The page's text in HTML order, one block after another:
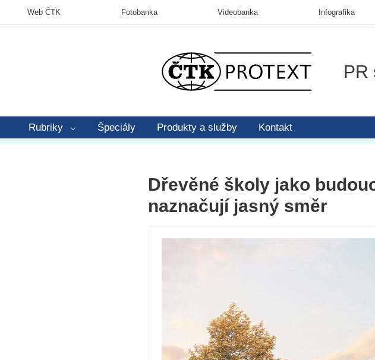
PR
Rubriky Špeciály Produkty a služby Kontakt
Web ČTK Fotobanka Videobanka Infografika
Dřevěné školy jako
naznačují jasný směr